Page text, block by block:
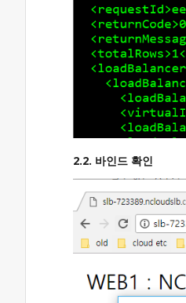
2.2. 바인드 확인